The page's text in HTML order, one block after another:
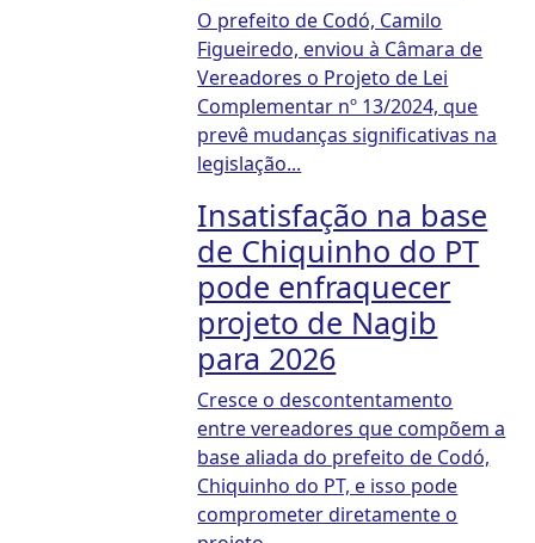
O prefeito de Codó, Camilo
Figueiredo, enviou à Câmara de
Vereadores o Projeto de Lei
Complementar nº 13/2024, que
prevê mudanças significativas na
legislação...
Insatisfação na base
de Chiquinho do PT
pode enfraquecer
projeto de Nagib
para 2026
Cresce o descontentamento
entre vereadores que compõem a
base aliada do prefeito de Codó,
Chiquinho do PT, e isso pode
comprometer diretamente o